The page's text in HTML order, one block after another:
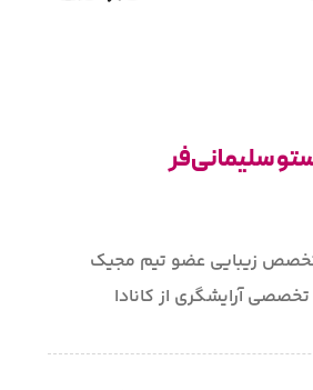
سلیمانی‌فر
و هایلایت حرفه‌ای
زیبایی عضو تیم مجیک
آرایشگری از کانادا